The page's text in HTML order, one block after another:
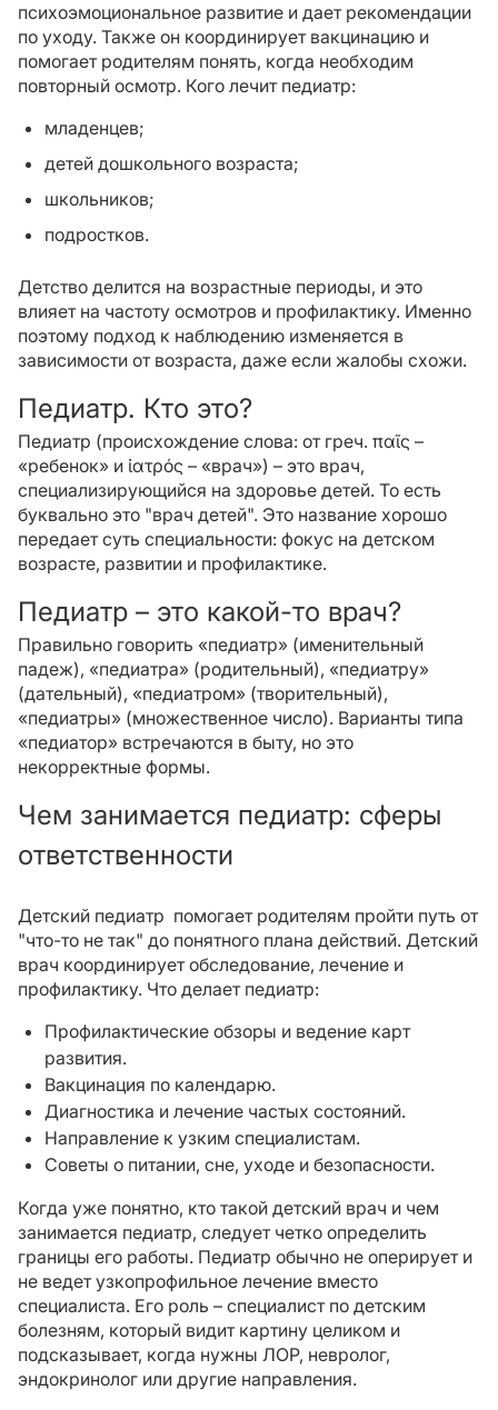
психоэмоциональное развитие и дает рекомендации
по уходу. Также он координирует вакцинацию и
помогает родителям понять, когда необходим
повторный осмотр. Кого лечит педиатр:
младенцев;
детей дошкольного возраста;
школьников;
подростков.
Детство делится на возрастные периоды, и это
влияет на частоту осмотров и профилактику. Именно
поэтому подход к наблюдению изменяется в
зависимости от возраста, даже если жалобы схожи.
Педиатр. Кто это?
Педиатр (происхождение слова: от греч. παῖς –
«ребенок» и ἰατρός – «врач») – это врач,
специализирующийся на здоровье детей. То есть
буквально это "врач детей". Это название хорошо
передает суть специальности: фокус на детском
возрасте, развитии и профилактике.
Педиатр – это какой-то врач?
Правильно говорить «педиатр» (именительный
падеж), «педиатра» (родительный), «педиатру»
(дательный), «педиатром» (творительный),
«педиатры» (множественное число). Варианты типа
«педиатор» встречаются в быту, но это
некорректные формы.
Чем занимается педиатр: сферы
ответственности
Детский педиатр помогает родителям пройти путь от
"что-то не так" до понятного плана действий. Детский
врач координирует обследование, лечение и
профилактику. Что делает педиатр:
Профилактические обзоры и ведение карт
развития.
Вакцинация по календарю.
Диагностика и лечение частых состояний.
Направление к узким специалистам.
Советы о питании, сне, уходе и безопасности.
Когда уже понятно, кто такой детский врач и чем
занимается педиатр, следует четко определить
границы его работы. Педиатр обычно не оперирует и
не ведет узкопрофильное лечение вместо
специалиста. Его роль – специалист по детским
болезням, который видит картину целиком и
подсказывает, когда нужны ЛОР, невролог,
эндокринолог или другие направления.